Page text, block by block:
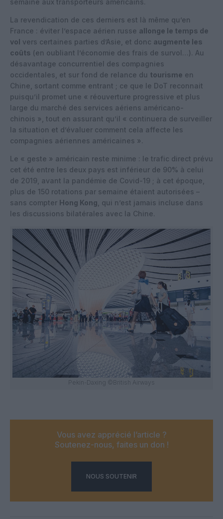
La revendication de ces derniers est là même qu’en
France : éviter l’espace aérien russe allonge le temps de
vol vers certaines parties d’Asie, et donc augmente les
coûts (en oubliant l’économie des frais de survol…). Au
désavantage concurrentiel des compagnies
occidentales, et sur fond de relance du tourisme en
Chine, sortant comme entrant ; ce que le DoT reconnait
puisqu’il promet une « réouverture progressive et plus
large du marché des services aériens américano-
chinois », tout en assurant qu’il « continuera de surveiller
la situation et d’évaluer comment cela affecte les
compagnies aériennes américaines ».
Le « geste » américain reste minime : le trafic direct prévu
cet été entre les deux pays est inférieur de 90% à celui
de 2019, avant la pandémie de Covid-19 ; à cet époque,
plus de 150 rotations par semaine étaient autorisées –
sans compter Hong Kong , qui n’est jamais incluse dans
les discussions bilatérales avec la Chine.
Pekin-Daxing ©British Airways
Vous avez apprécié l’article ?
Soutenez-nous, faites un don !
NOUS SOUTENIR